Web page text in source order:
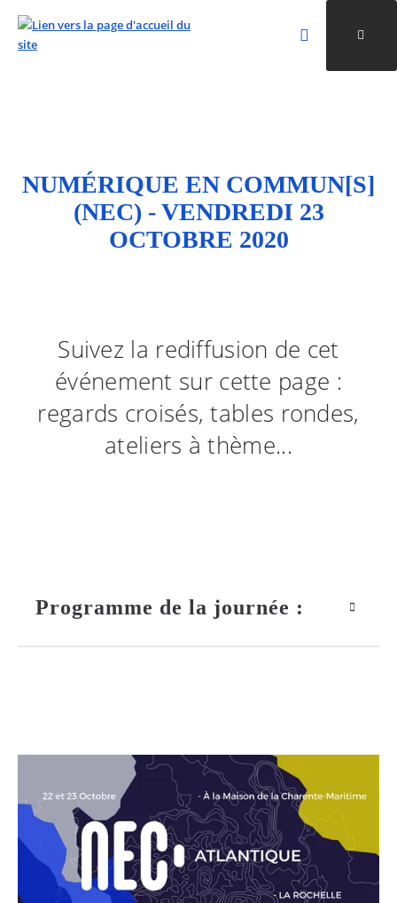
Rechercher
Valider la
NUMÉRIQUE EN COMMUN[S]
(NEC) - VENDREDI 23
OCTOBRE 2020
Suivez la rediffusion de cet
événement sur cette page :
regards croisés, tables rondes,
ateliers à thème...
Programme de la journée :